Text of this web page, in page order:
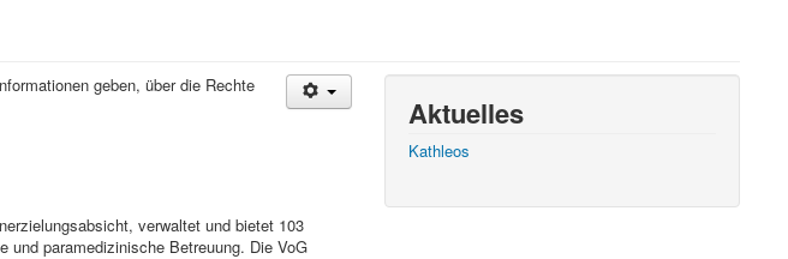
geben, über die Rechte
verwaltet und bietet 103
und paramedizinische Betreuung. Die VoG
Aktuelles
Kathleos